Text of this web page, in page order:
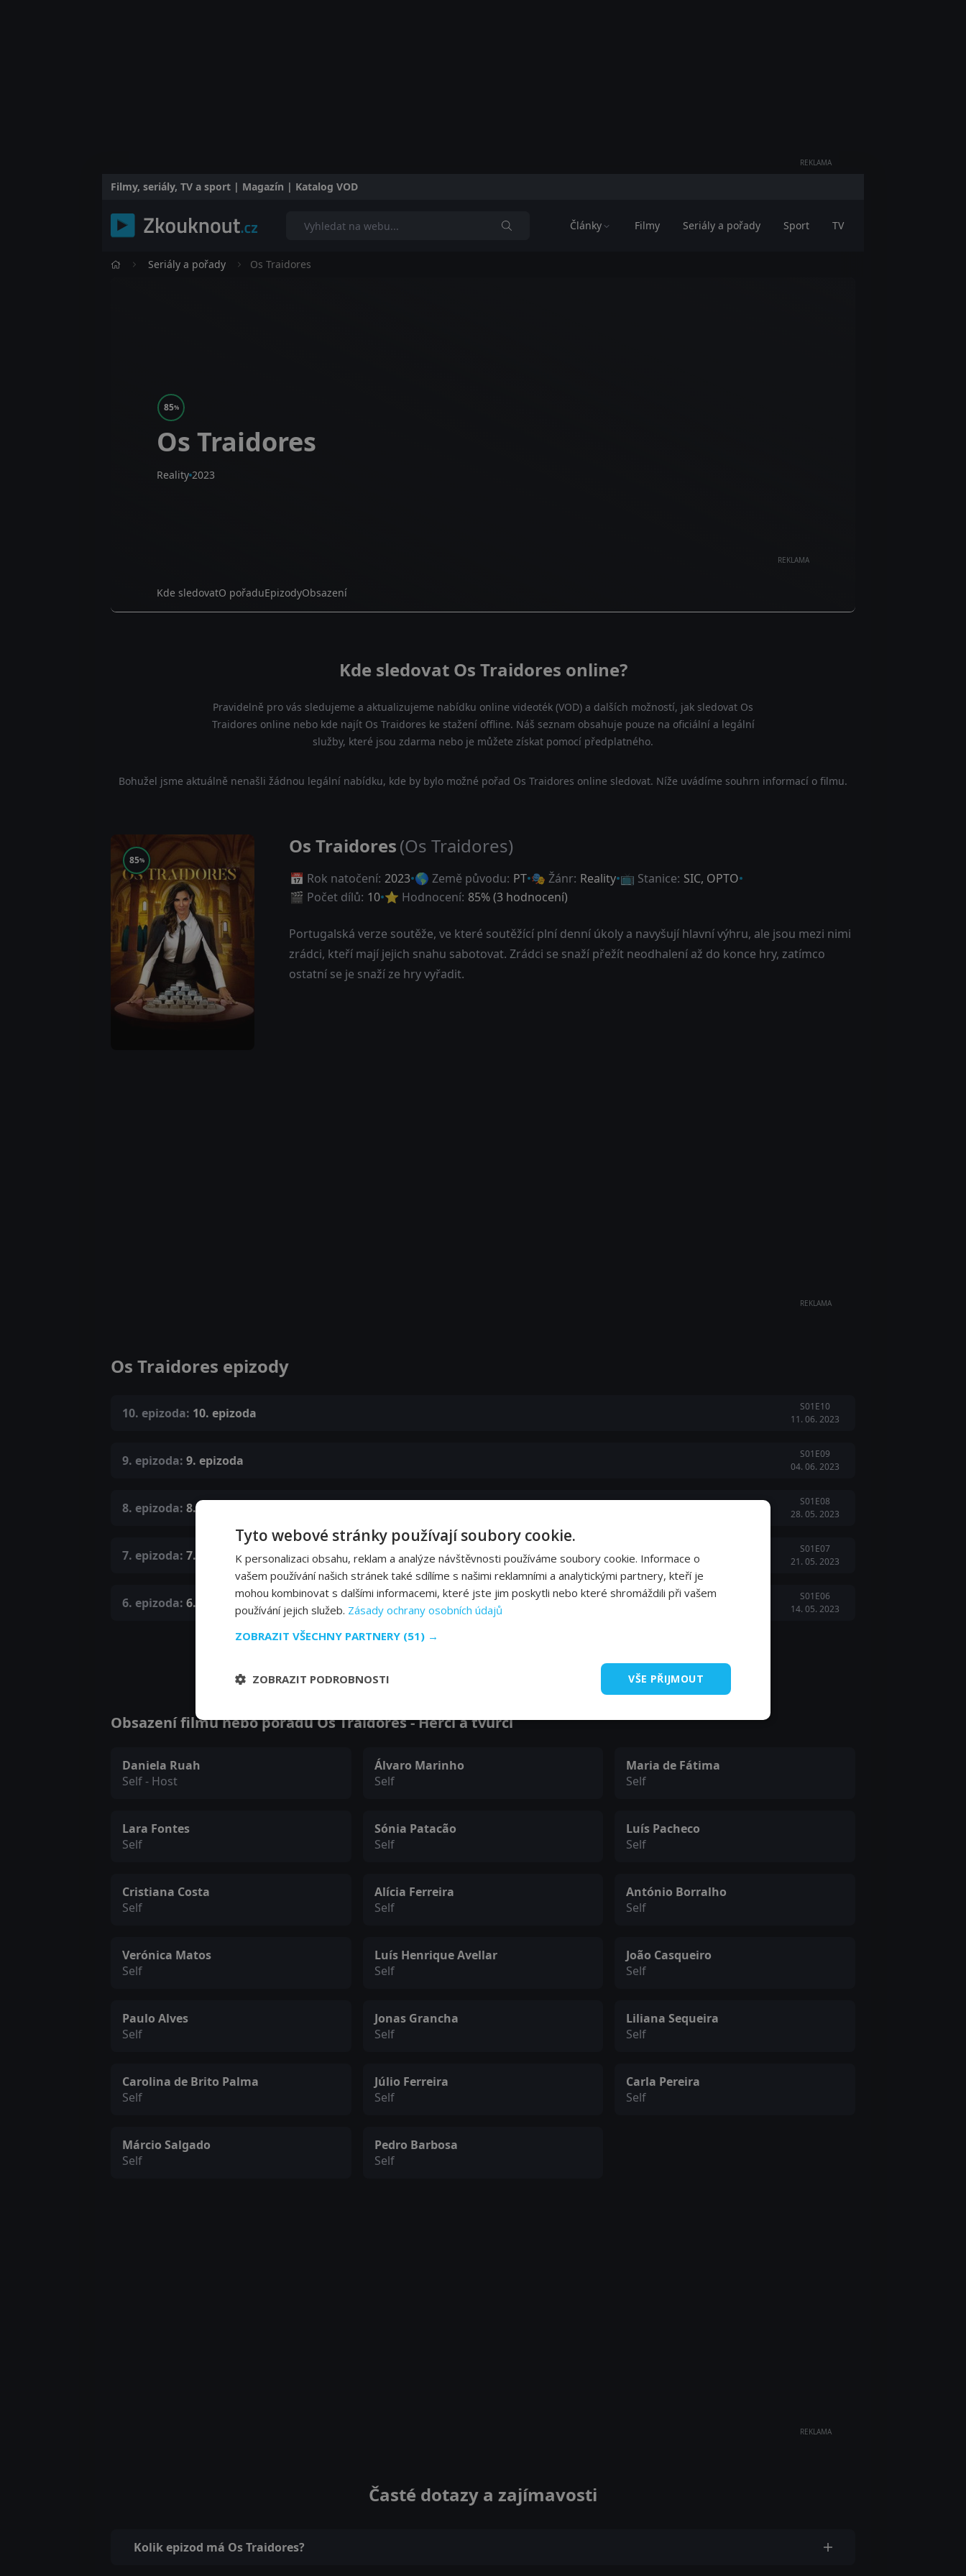
REKLAMA
Filmy, seriály, TV a sport | Magazín | Katalog VOD
Články Filmy Seriály a pořady Sport TV
Seriály a pořady Os Traidores
REKLAMA
85%
Os Traidores
Reality 2023
Kde sledovatO pořaduEpizodyObsazení
Kde sledovat Os Traidores online?
Pravidelně pro vás sledujeme a aktualizujeme nabídku online videoték (VOD) a dalších možností, jak sledovat Os
Traidores online nebo kde najít Os Traidores ke stažení offline. Náš seznam obsahuje pouze na oficiální a legální
služby, které jsou zdarma nebo je můžete získat pomocí předplatného.
Bohužel jsme aktuálně nenašli žádnou legální nabídku, kde by bylo možné pořad Os Traidores online sledovat. Níže uvádíme souhrn informací o filmu.
85%
Os Traidores(Os Traidores)
📅 Rok natočení: 2023 🌎 Země původu: PT 🎭 Žánr: Reality 📺 Stanice: SIC, OPTO
🎬 Počet dílů: 10 ⭐ Hodnocení: 85% (3 hodnocení)
Portugalská verze soutěže, ve které soutěžící plní denní úkoly a navyšují hlavní výhru, ale jsou mezi nimi
zrádci, kteří mají jejich snahu sabotovat. Zrádci se snaží přežít neodhalení až do konce hry, zatímco
ostatní se je snaží ze hry vyřadit.
REKLAMA
Os Traidores epizody
10. epizoda: 10. epizoda
S01E10
11. 06. 2023
9. epizoda: 9. epizoda
S01E09
04. 06. 2023
8. epizoda: 8. epizoda
S01E08
28. 05. 2023
7. epizoda: 7. epizoda
S01E07
21. 05. 2023
6. epizoda: 6. epizoda
S01E06
14. 05. 2023
Obsazení filmu nebo pořadu Os Traidores - Herci a tvůrci
Daniela Ruah
Self - Host
Álvaro Marinho
Self
Maria de Fátima
Self
Lara Fontes
Self
Sónia Patacão
Self
Luís Pacheco
Self
Cristiana Costa
Self
Alícia Ferreira
Self
António Borralho
Self
Verónica Matos
Self
Luís Henrique Avellar
Self
João Casqueiro
Self
Paulo Alves
Self
Jonas Grancha
Self
Liliana Sequeira
Self
Carolina de Brito Palma
Self
Júlio Ferreira
Self
Carla Pereira
Self
Márcio Salgado
Self
Pedro Barbosa
Self
REKLAMA
Časté dotazy a zajímavosti
Kolik epizod má Os Traidores?
Tyto webové stránky používají soubory cookie.
K personalizaci obsahu, reklam a analýze návštěvnosti používáme soubory cookie. Informace o
vašem používání našich stránek také sdílíme s našimi reklamními a analytickými partnery, kteří je
mohou kombinovat s dalšími informacemi, které jste jim poskytli nebo které shromáždili při vašem
používání jejich služeb. Zásady ochrany osobních údajů
ZOBRAZIT VŠECHNY PARTNERY (51) →
VŠE PŘIJMOUT
ZOBRAZIT PODROBNOSTI